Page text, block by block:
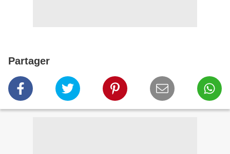
Partager